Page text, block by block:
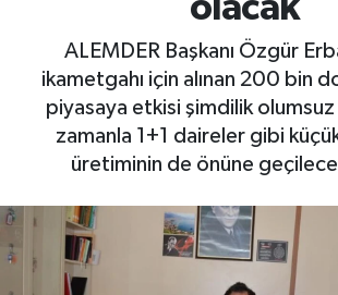
olacak
ALEMDER Başkanı Özgür
ikametgahı için alınan 200 bin
piyasaya etkisi şimdilik
zamanla 1+1 daireler gibi
üretiminin de önüne
Gizlilik İlkeleri - Privacy Policy
Güncel
Politika